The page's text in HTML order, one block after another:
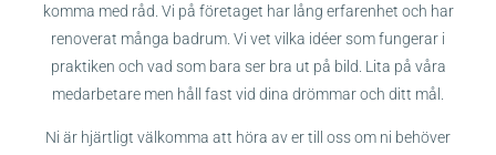
komma med råd. Vi på företaget har lång erfarenhet och har
renoverat många badrum. Vi vet vilka idéer som fungerar i
praktiken och vad som bara ser bra ut på bild. Lita på våra
medarbetare men håll fast vid dina drömmar och ditt mål.
Ni är hjärtligt välkomma att höra av er till oss om ni behöver